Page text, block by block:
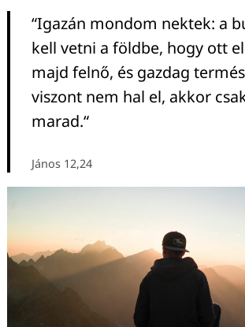
“Igazán mondom nektek: a
kell vetni a földbe, hogy ott
majd felnő, és gazdag
viszont nem hal el, akkor
marad.“
János 12,24